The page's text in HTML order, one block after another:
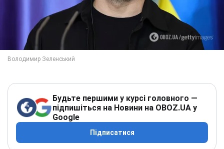
Будьте першими у курсі головного —
підпишіться на Новини на OBOZ.UA у
Google
Підписатися